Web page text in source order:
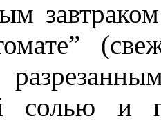
солью и